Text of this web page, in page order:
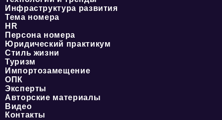
Инфраструктура развития
Тема номера
HR
Персона номера
Юридический практикум
Стиль жизни
Туризм
Импортозамещение
ОПК
Эксперты
Авторские материалы
Видео
Контакты